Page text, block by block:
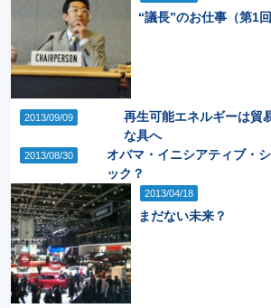
“議長”のお仕事（第1
2013/09/09
再生可能エネルギーは貿
な具へ
2013/08/30
オバマ・イニシアティブ・
ック？
2013/04/18
まだない未来？